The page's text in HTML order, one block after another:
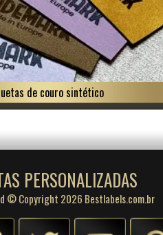
de couro sintético
PERSONALIZADAS
© Copyright 2026 Bestlabels.com.br